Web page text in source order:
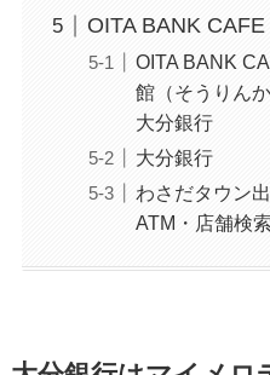
OITA BANK
OITA BANK
館（そうりん
大分銀行
大分銀行
わさだタウン
ATM・店舗検